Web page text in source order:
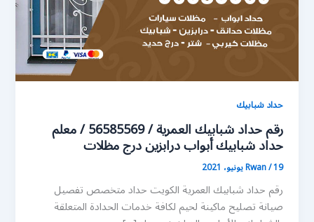
حداد شبابيك
رقم حداد شبابيك العمرية / 56585569 / معلم
حداد شبابيك أبواب درابزين درج مظلات
Rwan/19 يونيو، 2021
رقم حداد شبابيك العمرية الكويت حداد متخصص تفصيل
صيانة تصليح ماكينة لحيم لكافة خدمات الحدادة المتعلقة